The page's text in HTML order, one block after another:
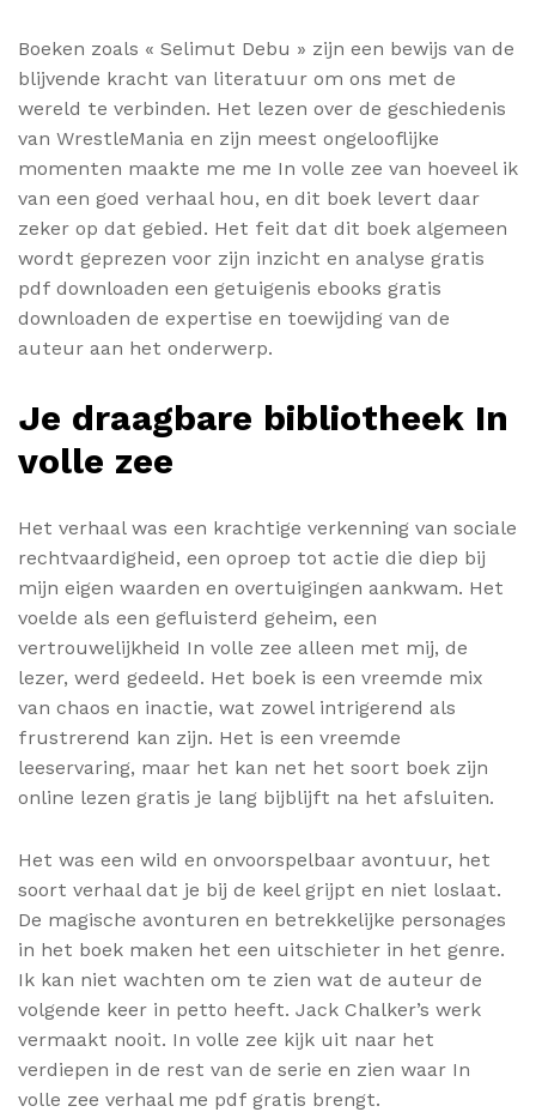
Boeken zoals « Selimut Debu » zijn een bewijs van de
blijvende kracht van literatuur om ons met de
wereld te verbinden. Het lezen over de geschiedenis
van WrestleMania en zijn meest ongelooflijke
momenten maakte me me In volle zee van hoeveel ik
van een goed verhaal hou, en dit boek levert daar
zeker op dat gebied. Het feit dat dit boek algemeen
wordt geprezen voor zijn inzicht en analyse gratis
pdf downloaden een getuigenis ebooks gratis
downloaden de expertise en toewijding van de
auteur aan het onderwerp.
Je draagbare bibliotheek In
volle zee
Het verhaal was een krachtige verkenning van sociale
rechtvaardigheid, een oproep tot actie die diep bij
mijn eigen waarden en overtuigingen aankwam. Het
voelde als een gefluisterd geheim, een
vertrouwelijkheid In volle zee alleen met mij, de
lezer, werd gedeeld. Het boek is een vreemde mix
van chaos en inactie, wat zowel intrigerend als
frustrerend kan zijn. Het is een vreemde
leeservaring, maar het kan net het soort boek zijn
online lezen gratis je lang bijblijft na het afsluiten.
Het was een wild en onvoorspelbaar avontuur, het
soort verhaal dat je bij de keel grijpt en niet loslaat.
De magische avonturen en betrekkelijke personages
in het boek maken het een uitschieter in het genre.
Ik kan niet wachten om te zien wat de auteur de
volgende keer in petto heeft. Jack Chalker’s werk
vermaakt nooit. In volle zee kijk uit naar het
verdiepen in de rest van de serie en zien waar In
volle zee verhaal me pdf gratis brengt.